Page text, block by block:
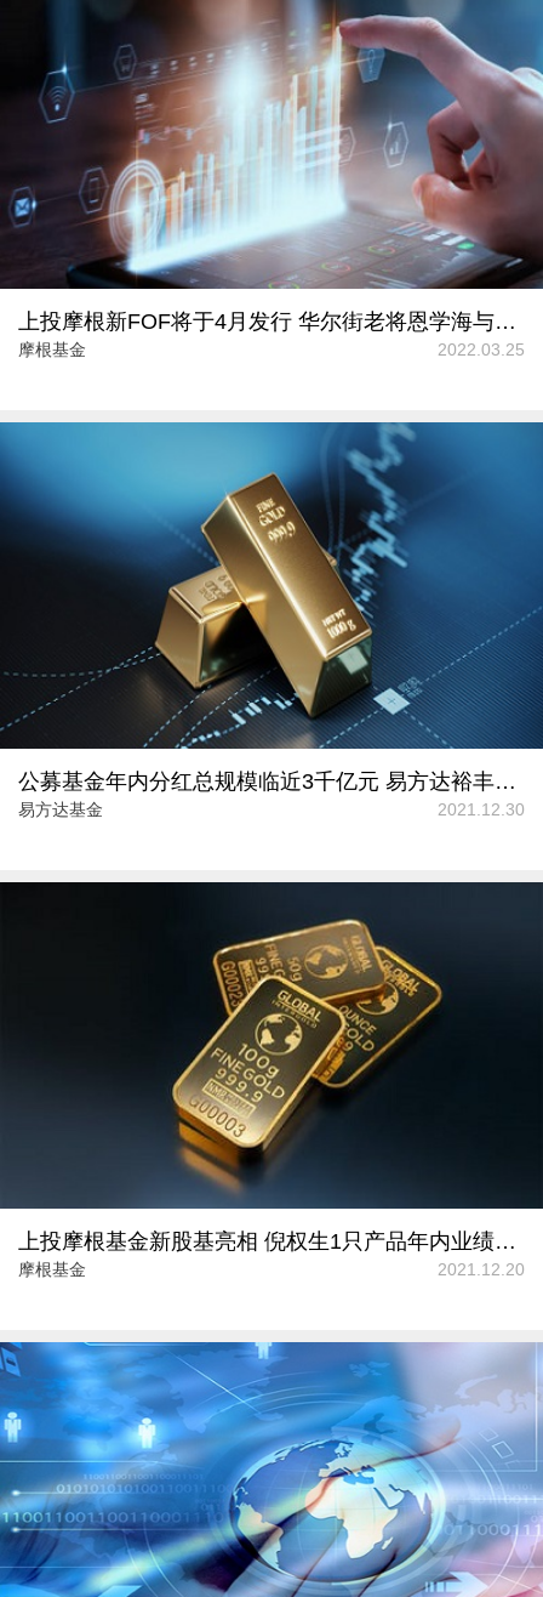
上投摩根新FOF将于4月发行 华尔街老将恩学海与杜习杰联袂出基
摩根基金 2022.03.25
公募基金年内分红总规模临近3千亿元 易方达裕丰回报“最大方”
易方达基金 2021.12.30
上投摩根基金新股基亮相 倪权生1只产品年内业绩为同类平均2倍
摩根基金 2021.12.20